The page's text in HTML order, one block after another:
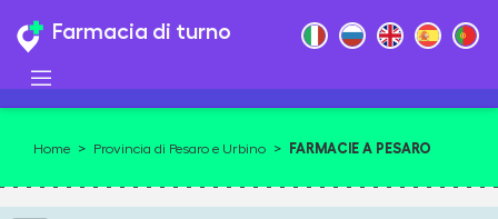
Farmacia di turno
Home > Provincia di Pesaro e Urbino > FARMACIE A PESARO